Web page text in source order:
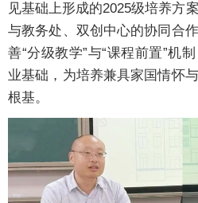
见基础上形成的2025级培养方
与教务处、双创中心的协同合
善“分级教学”与“课程前置”机
业基础，为培养兼具家国情怀
根基。